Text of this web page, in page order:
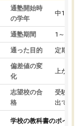
通塾開始時
の学年
中1
通塾期間 1～3ヵ月
通った目的 定期テス
偏差値の変
化
上がった
志望校の合
格
受験して
出ていな
学校の教科書のポイント